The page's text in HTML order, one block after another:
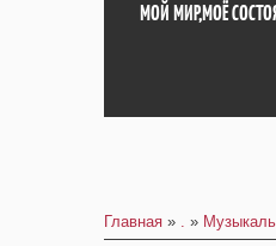
МОЙ МИР,МОЁ
Главная » . »